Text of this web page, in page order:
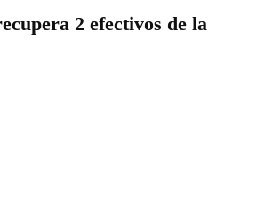
2 efectivos de la